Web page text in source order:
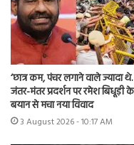
‘छात्र कम, पंचर लगाने वाले ज्यादा
जंतर-मंतर प्रदर्शन पर रमेश बिधूड़ी के
बयान से मचा नया विवाद
3 August 2026 - 10:17 AM